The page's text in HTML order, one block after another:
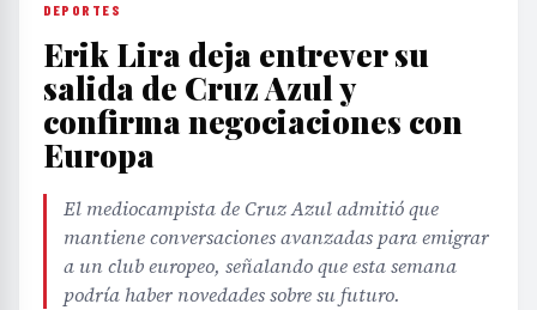
DEPORTES
Erik Lira deja entrever su
salida de Cruz Azul y
confirma negociaciones con
Europa
El mediocampista de Cruz Azul admitió que
mantiene conversaciones avanzadas para emigrar
a un club europeo, señalando que esta semana
podría haber novedades sobre su futuro.